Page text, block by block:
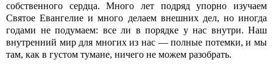
собственного сердца. Много лет подряд упорно изучаем
Святое Евангелие и много делаем внешних дел, но иногда
годами не подумаем: все ли в порядке у нас внутри. Наш
внутренний мир для многих из нас — полные потемки, и мы
там, как в густом тумане, ничего не можем разобрать.